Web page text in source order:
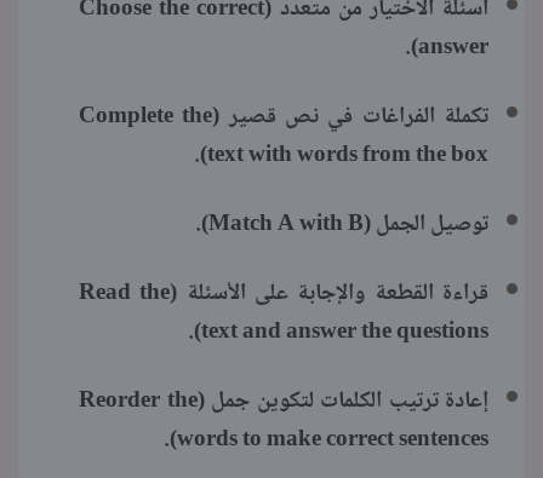
أسئلة الاختيار من متعدد (Choose the correct
answer).
تكملة الفراغات في نص قصير (Complete the
text with words from the box).
توصيل الجمل (Match A with B).
قراءة القطعة والإجابة على الأسئلة (Read the
text and answer the questions).
إعادة ترتيب الكلمات لتكوين جمل (Reorder the
words to make correct sentences).